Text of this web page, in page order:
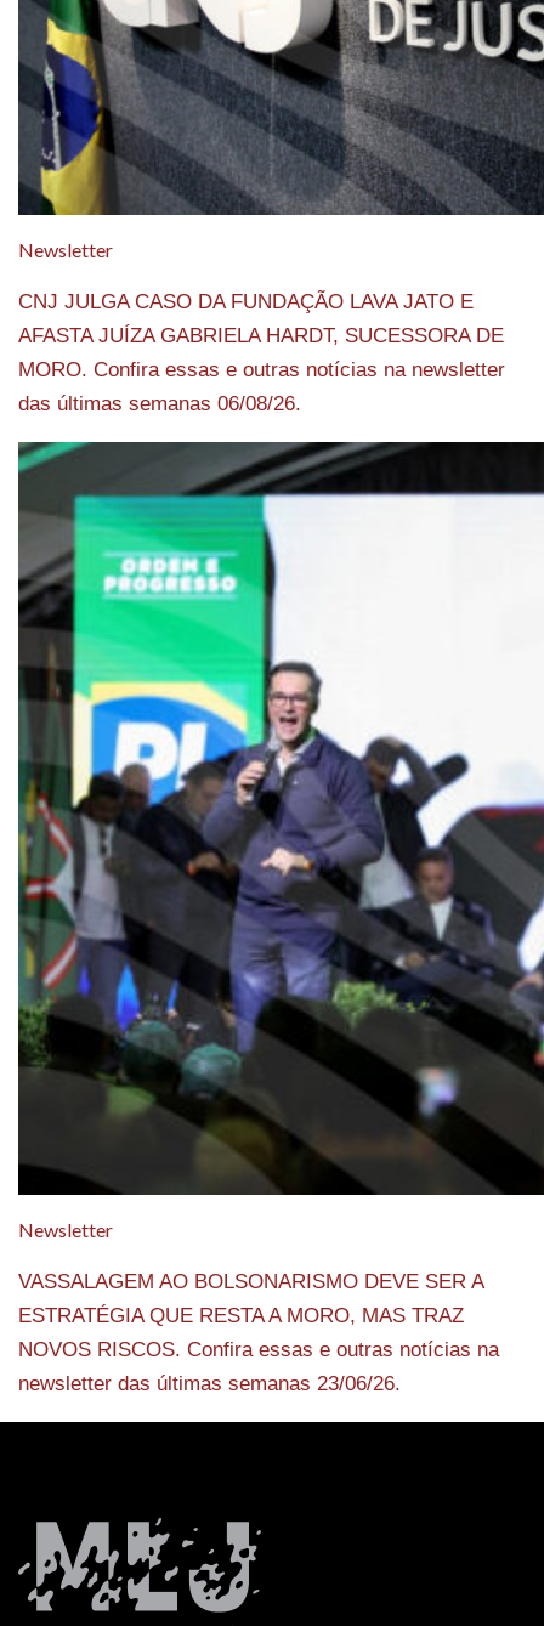
Newsletter
CNJ JULGA CASO DA FUNDAÇÃO LAVA JATO E
AFASTA JUÍZA GABRIELA HARDT, SUCESSORA DE
MORO. Confira essas e outras notícias na newsletter
das últimas semanas 06/08/26.
Newsletter
VASSALAGEM AO BOLSONARISMO DEVE SER A
ESTRATÉGIA QUE RESTA A MORO, MAS TRAZ
NOVOS RISCOS. Confira essas e outras notícias na
newsletter das últimas semanas 23/06/26.